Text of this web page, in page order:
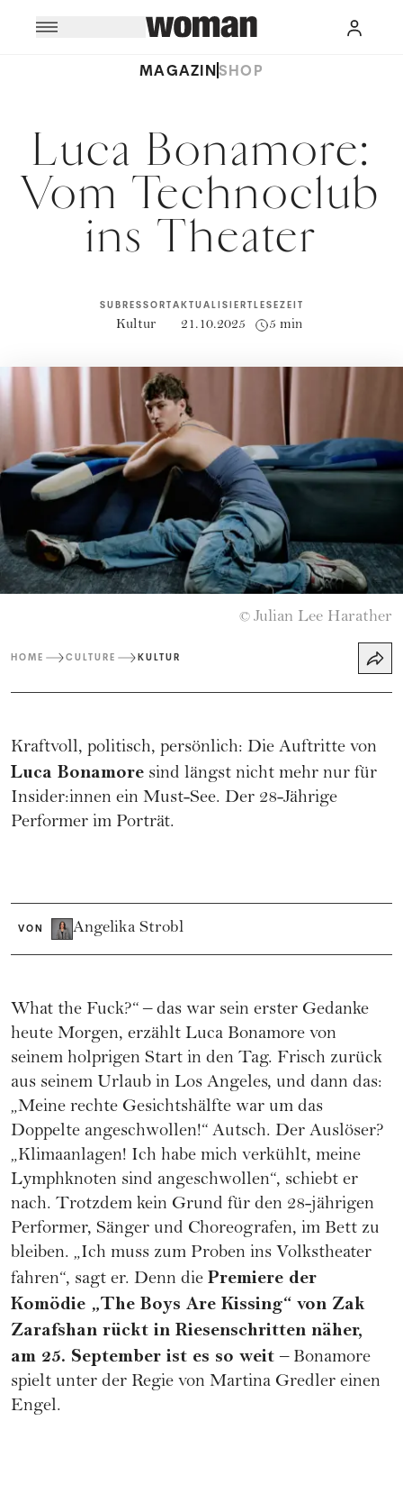
MAGAZINSHOP
Luca Bonamore:
Vom Technoclub
ins Theater
SUBRESSORT
Kultur
AKTUALISIERT
21.10.2025
LESEZEIT
5 min
© Julian Lee Harather
HOME CULTURE KULTUR
Kraftvoll, politisch, persönlich: Die Auftritte von
Luca Bonamore sind längst nicht mehr nur für
Insider:innen ein Must-See. Der 28-Jährige
Performer im Porträt.
VON Angelika Strobl
What the Fuck?“ – das war sein erster Gedanke
heute Morgen, erzählt Luca Bonamore von
seinem holprigen Start in den Tag. Frisch zurück
aus seinem Urlaub in Los Angeles, und dann das:
„Meine rechte Gesichtshälfte war um das
Doppelte angeschwollen!“ Autsch. Der Auslöser?
„Klimaanlagen! Ich habe mich verkühlt, meine
Lymphknoten sind angeschwollen“, schiebt er
nach. Trotzdem kein Grund für den 28-jährigen
Performer, Sänger und Choreografen, im Bett zu
bleiben. „Ich muss zum Proben ins Volkstheater
fahren“, sagt er. Denn die Premiere der
Komödie „The Boys Are Kissing“ von Zak
Zarafshan rückt in Riesenschritten näher,
am 25. September ist es so weit– Bonamore
spielt unter der Regie von Martina Gredler einen
Engel.